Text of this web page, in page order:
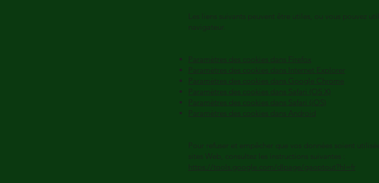
Les liens suivants peuvent être utiles, ou vous pouvez
navigateur.
Paramètres des cookies dans Firefox
Paramètres des cookies dans Internet Explorer
Paramètres des cookies dans Google Chrome
Paramètres des cookies dans Safari (OS X)
Paramètres des cookies dans Safari (iOS)
Paramètres des cookies dans Android
Pour refuser et empêcher que vos données soient
sites Web, consultez les instructions suivantes :
https://tools.google.com/dlpage/gaoptout?hl=fr